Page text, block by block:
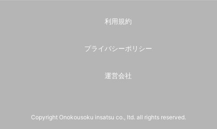
利用規約
プライバシーポリシー
運営会社
Copyright Onokousoku insatsu co., ltd. all rights reserved.